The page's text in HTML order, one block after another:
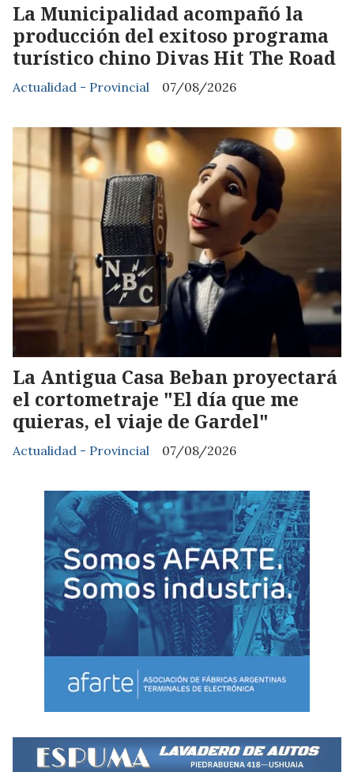
La Municipalidad acompañó la
producción del exitoso programa
turístico chino Divas Hit The Road
Actualidad - Provincial 07/08/2026
La Antigua Casa Beban proyectará
el cortometraje "El día que me
quieras, el viaje de Gardel"
Actualidad - Provincial 07/08/2026